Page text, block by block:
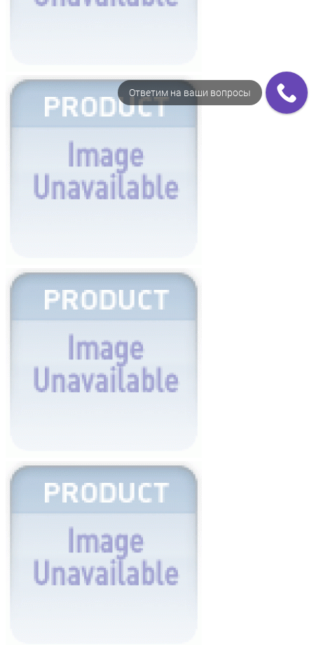
Ответим на ваши вопросы